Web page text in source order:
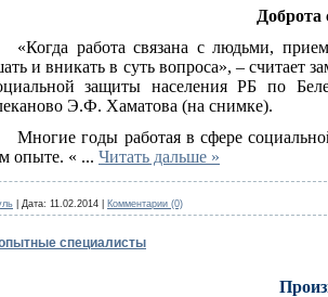
Доброта
«Когда работа связана с людьми,
и вникать в суть вопроса», – считает
защиты населения РБ по
Э.Ф. Хаматова (на снимке).
Многие годы работая в сфере
опыте. « ... Читать дальше »
Дата: 11.02.2014 Комментарии (0)
специалисты